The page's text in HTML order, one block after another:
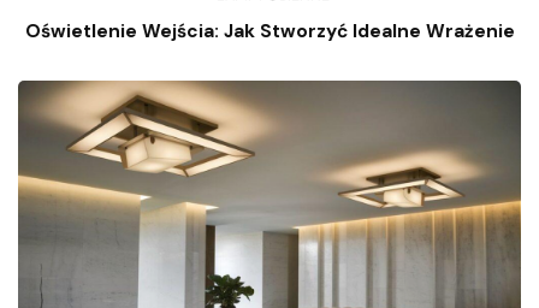
Oświetlenie Wejścia: Jak Stworzyć Idealne Wrażenie